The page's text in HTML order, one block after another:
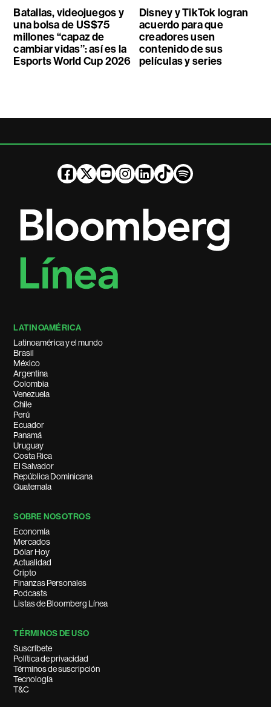
Batallas, videojuegos y
una bolsa de US$75
millones “capaz de
cambiar vidas”: así es la
Esports World Cup 2026
Disney y TikTok logran
acuerdo para que
creadores usen
contenido de sus
películas y series
LATINOAMÉRICA
Latinoamérica y el mundo
Brasil
México
Argentina
Colombia
Venezuela
Chile
Perú
Ecuador
Panamá
Uruguay
Costa Rica
El Salvador
República Dominicana
Guatemala
SOBRE NOSOTROS
Economía
Mercados
Dólar Hoy
Actualidad
Cripto
Finanzas Personales
Podcasts
Listas de Bloomberg Línea
TÉRMINOS DE USO
Suscríbete
Política de privacidad
Términos de suscripción
Tecnología
T&C